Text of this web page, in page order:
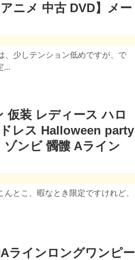
ニメ 中古 DVD】メー
、少しテンション低めですが、で
...
仮装 レディース ハロ
レス Halloween party
ンビ 髑髏 Aライン
とこ、暇なとき限定ですけれど、
ラインロングワンピー